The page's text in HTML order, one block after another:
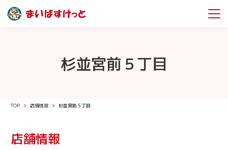
杉並宮前５丁目
TOP 店舗情報 杉並宮前５丁目
店舗情報